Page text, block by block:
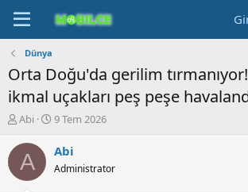
Dünya
Orta Doğu'da gerilim
ikmal uçakları peş peşe
K
n
b
u
Abi
B
ş
a
9 Tem 2026
A Abi
Administrator